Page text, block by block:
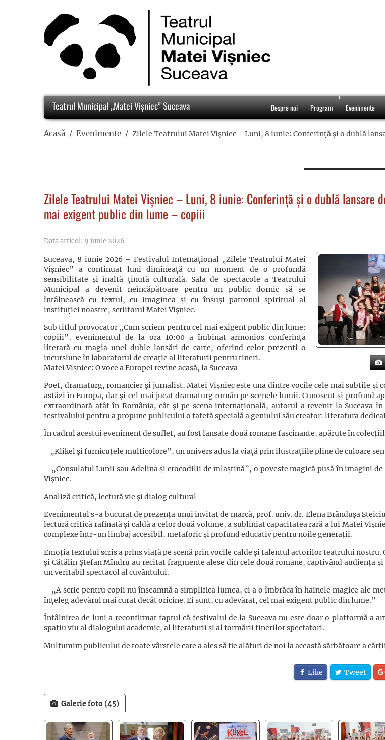
Teatrul Municipal „Matei Vișniec” Suceava Despre noi Program Evenimente
Acasă Evenimente Zilele Teatrului Matei Vișniec – Luni, 8 iunie: Conferință și o dublă
Zilele Teatrului Matei Vișniec – Luni, 8 iunie: Conferință și o dublă lansare
mai exigent public din lume – copiii
Data articol: 9 iunie 2026
Suceava, 8 iunie 2026 – Festivalul Internațional „Zilele Teatrului Matei
Vișniec” a continuat luni dimineață cu un moment de o profundă
sensibilitate și înaltă ținută culturală. Sala de spectacole a Teatrului
Municipal a devenit neîncăpătoare pentru un public dornic să se
întâlnească cu textul, cu imaginea și cu însuși patronul spiritual al
instituției noastre, scriitorul Matei Vișniec.
Sub titlul provocator „Cum scriem pentru cel mai exigent public din lume:
copiii”, evenimentul de la ora 10:00 a îmbinat armonios conferința
literară cu magia unei duble lansări de carte, oferind celor prezenți o
incursiune în laboratorul de creație al literaturii pentru tineri.
Matei Vișniec: O voce a Europei revine acasă, la Suceava
Poet, dramaturg, romancier și jurnalist, Matei Vișniec este una dintre vocile cele mai subtile și
astăzi în Europa, dar și cel mai jucat dramaturg român pe scenele lumii. Cunoscut și profund
extraordinară atât în România, cât și pe scena internațională, autorul a revenit la Suceava
festivalului pentru a propune publicului o fațetă specială a geniului său creator: literatura
În cadrul acestui eveniment de suflet, au fost lansate două romane fascinante, apărute în
„Klikel și furnicuțele multicolore”, un univers adus la viață prin ilustrațiile pline de culoare
„Consulatul Lunii sau Adelina și crocodilii de mlaștină”, o poveste magică pusă în imagini
Vișniec.
Analiză critică, lectură vie și dialog cultural
Evenimentul s-a bucurat de prezența unui invitat de marcă, prof. univ. dr. Elena Brândușa
lectură critică rafinată și caldă a celor două volume, a subliniat capacitatea rară a lui Matei
complexe într-un limbaj accesibil, metaforic și profund educativ pentru noile generații.
Emoția textului scris a prins viață pe scenă prin vocile calde și talentul actorilor teatrului nostru.
și Cătălin Ștefan Mîndru au recitat fragmente alese din cele două romane, captivând audiența
un veritabil spectacol al cuvântului.
„A scrie pentru copii nu înseamnă a simplifica lumea, ci a o îmbrăca în hainele magice ale
înțeleg adevărul mai curat decât oricine. Ei sunt, cu adevărat, cel mai exigent public din lume.”
Întâlnirea de luni a reconfirmat faptul că festivalul de la Suceava nu este doar o platformă a
spațiu viu al dialogului academic, al literaturii și al formării tinerilor spectatori.
Mulțumim publicului de toate vârstele care a ales să fie alături de noi la această sărbătoare a
Like Tweet
Galerie foto (45)